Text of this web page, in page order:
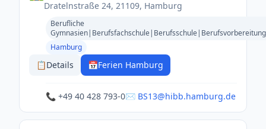
Dratelnstraße 24, 21109, Hamburg
Berufliche
Hamburg
📋Details 📅Ferien Hamburg
📞 +49 40 428 793-0✉️ BS13@hibb.hamburg.de